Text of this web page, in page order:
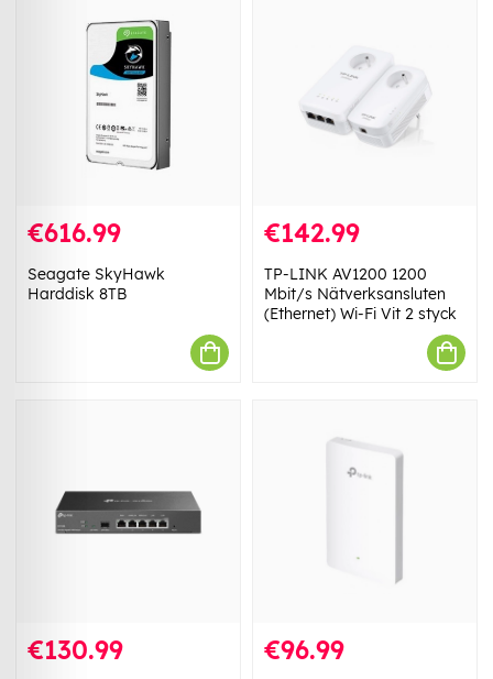
€616.99
Seagate SkyHawk
Harddisk 8TB
€142.99
TP-LINK AV1200 1200
Mbit/s Nätverksansluten
(Ethernet) Wi-Fi Vit 2 styck
€130.99 €96.99